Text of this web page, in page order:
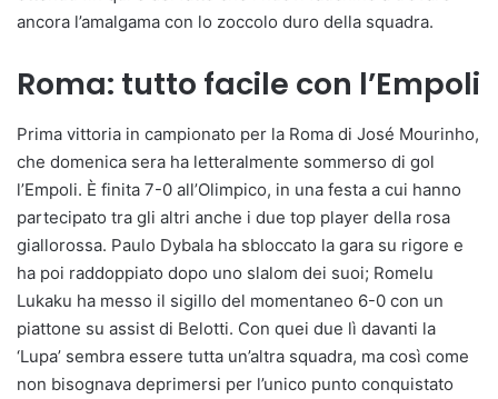
ancora l’amalgama con lo zoccolo duro della squadra.
Roma: tutto facile con l’Empoli
Prima vittoria in campionato per la Roma di José Mourinho,
che domenica sera ha letteralmente sommerso di gol
l’Empoli. È finita 7-0 all’Olimpico, in una festa a cui hanno
partecipato tra gli altri anche i due top player della rosa
giallorossa. Paulo Dybala ha sbloccato la gara su rigore e
ha poi raddoppiato dopo uno slalom dei suoi; Romelu
Lukaku ha messo il sigillo del momentaneo 6-0 con un
piattone su assist di Belotti. Con quei due lì davanti la
‘Lupa’ sembra essere tutta un’altra squadra, ma così come
non bisognava deprimersi per l’unico punto conquistato